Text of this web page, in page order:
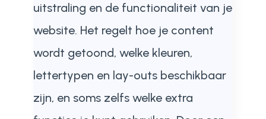
uitstraling en de functionaliteit van je
website. Het regelt hoe je content
wordt getoond, welke kleuren,
lettertypen en lay-outs beschikbaar
zijn, en soms zelfs welke extra